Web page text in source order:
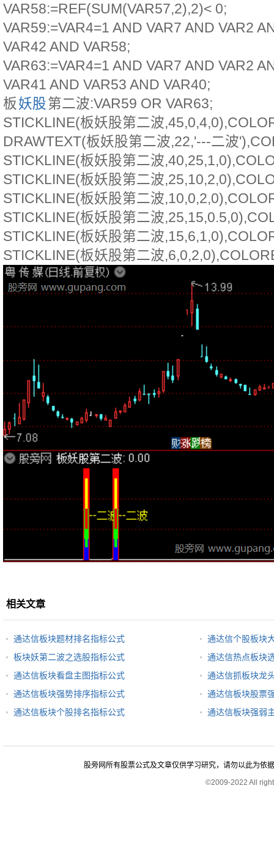
VAR58:=REF(SUM(VAR57,2),2)< 0;
VAR59:=VAR4=1 AND VAR7 AND VAR2
VAR42 AND VAR58;
VAR63:=VAR4=1 AND VAR7 AND VAR2
VAR41 AND VAR53 AND VAR40;
板妖股第二波:VAR59 OR VAR63;
STICKLINE(板妖股第二波
DRAWTEXT(板妖股第二波,22,'---二波
STICKLINE(板妖股第二波
STICKLINE(板妖股第二波
STICKLINE(板妖股第二波
STICKLINE(板妖股第二波
STICKLINE(板妖股第二波
STICKLINE(板妖股第二波
相关文章
通达信板块题材排名指标公式
通达信个股板块
板块妖第二波之选股指标公式
通达信热点板块
通达信板块看盘主图指标公式
通达信抓板块龙
通达信板块强势排序指标公式
通达信板块股票
通达信板块个股排名指标公式
通达信板块强弱
股旁网所有股票公式及文章仅供学习研究，请勿以此为依
©2009-2022 All